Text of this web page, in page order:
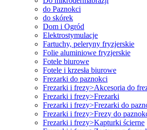
do Paznokci
do skórek
Dom i Ogród
Elektrostymulacje
Fartuchy, peleryny fryzjerskie
Folie aluminiowe fryzjerskie
Fotele biurowe
Fotele i krzesła biurowe
Frezarki do paznokci
Frezarki i frezy>Akcesoria do
Frezarki i frezy>Frezarki
Frezarki i frezy>Frezarki do
Frezarki i frezy>Frezy do
Frezarki i frezy>Kapturki ścierne